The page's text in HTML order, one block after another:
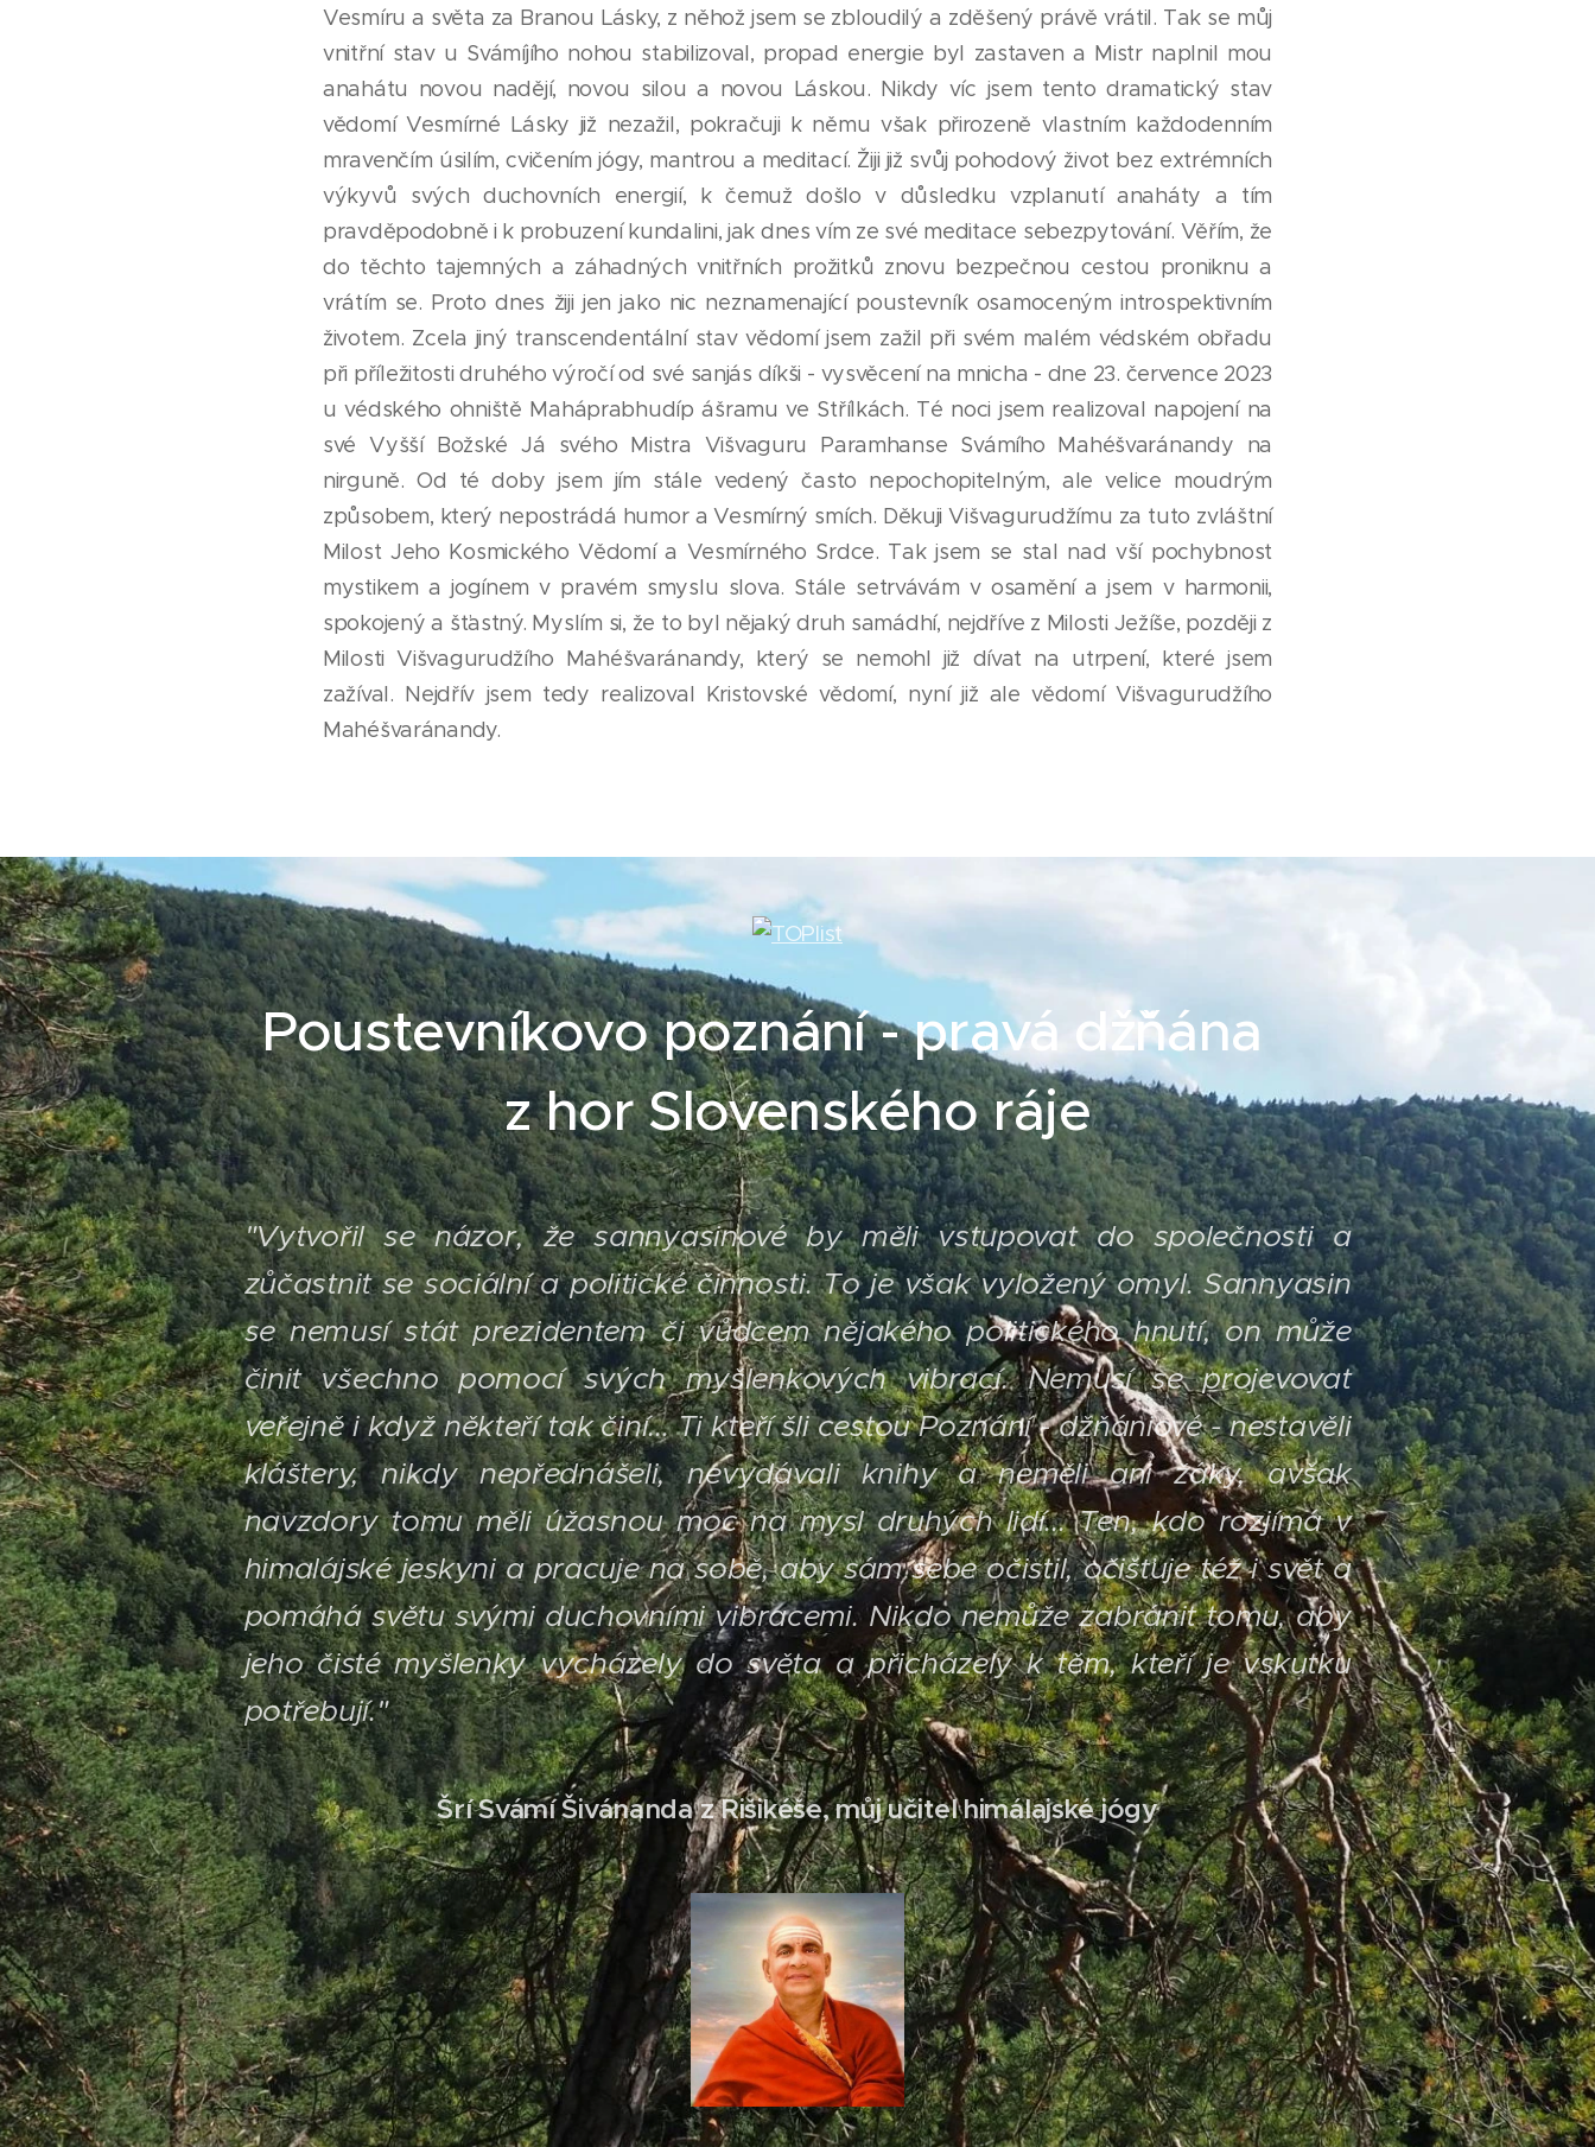
Vesmíru a světa za Branou Lásky, z něhož jsem se zbloudilý a zděšený právě vrátil. Tak se můj
vnitřní stav u Svámíjího nohou stabilizoval, propad energie byl zastaven a Mistr naplnil mou
anahátu novou nadějí, novou silou a novou Láskou. Nikdy víc jsem tento dramatický stav
vědomí Vesmírné Lásky již nezažil, pokračuji k němu však přirozeně vlastním každodenním
mravenčím úsilím, cvičením jógy, mantrou a meditací. Žiji již svůj pohodový život bez extrémních
výkyvů svých duchovních energií, k čemuž došlo v důsledku vzplanutí anaháty a tím
pravděpodobně i k probuzení kundalini, jak dnes vím ze své meditace sebezpytování. Věřím, že
do těchto tajemných a záhadných vnitřních prožitků znovu bezpečnou cestou proniknu a
vrátím se. Proto dnes žiji jen jako nic neznamenající poustevník osamoceným introspektivním
životem. Zcela jiný transcendentální stav vědomí jsem zažil při svém malém védském obřadu
při příležitosti druhého výročí od své sanjás díkši - vysvěcení na mnicha - dne 23. července 2023
u védského ohniště Maháprabhudíp ášramu ve Střílkách. Té noci jsem realizoval napojení na
své Vyšší Božské Já svého Mistra Višvaguru Paramhanse Svámího Mahéšvaránandy na
nirguně. Od té doby jsem jím stále vedený často nepochopitelným, ale velice moudrým
způsobem, který nepostrádá humor a Vesmírný smích. Děkuji Višvagurudžímu za tuto zvláštní
Milost Jeho Kosmického Vědomí a Vesmírného Srdce. Tak jsem se stal nad vší pochybnost
mystikem a jogínem v pravém smyslu slova. Stále setrvávám v osamění a jsem v harmonii,
spokojený a šťastný. Myslím si, že to byl nějaký druh samádhí, nejdříve z Milosti Ježíše, později z
Milosti Višvagurudžího Mahéšvaránandy, který se nemohl již dívat na utrpení, které jsem
zažíval. Nejdřív jsem tedy realizoval Kristovské vědomí, nyní již ale vědomí Višvagurudžího
Mahéšvaránandy.
Poustevníkovo poznání - pravá džˇňána
z hor Slovenského ráje
"Vytvořil se názor, že sannyasinové by měli vstupovat do společnosti a
zůčastnit se sociální a politické činnosti. To je však vyložený omyl. Sannyasin
se nemusí stát prezidentem či vůdcem nějakého politického hnutí, on může
činit všechno pomocí svých myšlenkových vibrací. Nemusí se projevovat
veřejně i když někteří tak činí...Ti kteří šli cestou Poznání - džňániové - nestavěli
kláštery, nikdy nepřednášeli, nevydávali knihy a neměli ani žáky, avšak
navzdory tomu měli úžasnou moc na mysl druhých lidí... Ten, kdo rozjímá v
himalájské jeskyni a pracuje na sobě, aby sám sebe očistil, očišťuje též i svět a
pomáhá světu svými duchovními vibracemi. Nikdo nemůže zabránit tomu, aby
jeho čisté myšlenky vycházely do světa a přicházely k těm, kteří je vskutku
potřebují."
Šrí Svámí Šivánanda z Rišikéše, můj učitel himálajské jógy